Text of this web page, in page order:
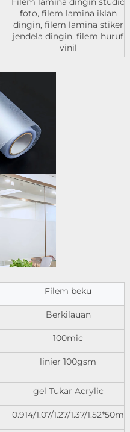
foto, filem lamina iklan
dingin, filem lamina stiker
jendela dingin, filem huruf
vinil
Filem beku
Berkilauan
100mic
linier 100gsm
gel Tukar Acrylic
0.914/1.07/1.27/1.37/1.52*50m